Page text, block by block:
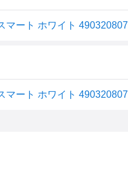
マート ホワイト
マート ホワイト